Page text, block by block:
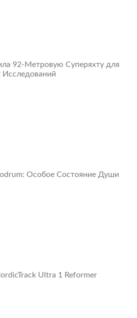
92-Метровую Суперяхту для
Oсобое Cостояние Души
Ultra 1 Reformer